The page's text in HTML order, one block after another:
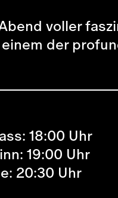
voller
der
18:00 Uhr
19:00 Uhr
20:30 Uhr